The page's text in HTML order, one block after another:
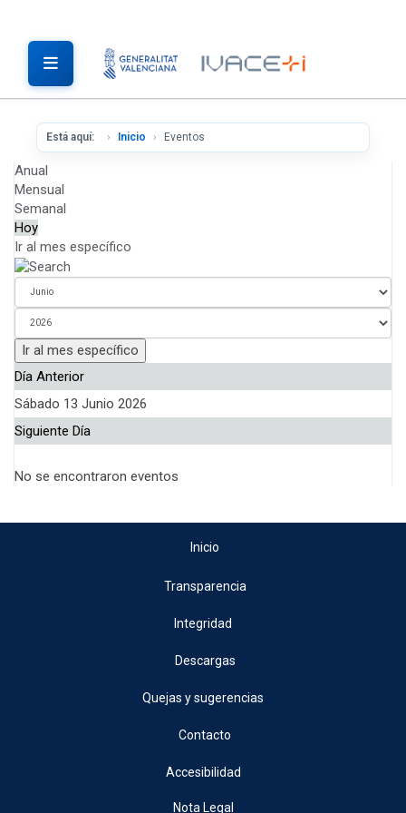
Está aquí: Inicio Eventos
Anual
Mensual
Semanal
Hoy
Ir al mes específico
Ir al mes específico
Día Anterior
Sábado 13 Junio 2026
Siguiente Día
No se encontraron eventos
Inicio
Transparencia
Integridad
Descargas
Quejas y sugerencias
Contacto
Accesibilidad
Nota Legal